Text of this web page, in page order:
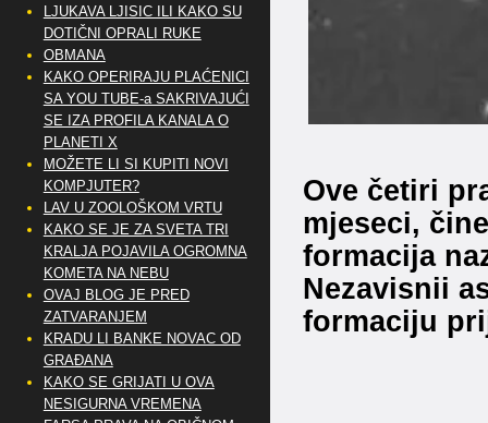
Ove četiri
mjeseci,
formacija
Nezavisnii
formaciju
LJUKAVA LJISIC ILI KAKO SU
DOTIČNI OPRALI RUKE
OBMANA
KAKO OPERIRAJU PLAĆENICI
SA YOU TUBE-a SAKRIVAJUĆI
SE IZA PROFILA KANALA O
PLANETI X
MOŽETE LI SI KUPITI NOVI
KOMPJUTER?
LAV U ZOOLOŠKOM VRTU
KAKO SE JE ZA SVETA TRI
KRALJA POJAVILA OGROMNA
KOMETA NA NEBU
OVAJ BLOG JE PRED
ZATVARANJEM
KRADU LI BANKE NOVAC OD
GRAĐANA
KAKO SE GRIJATI U OVA
NESIGURNA VREMENA